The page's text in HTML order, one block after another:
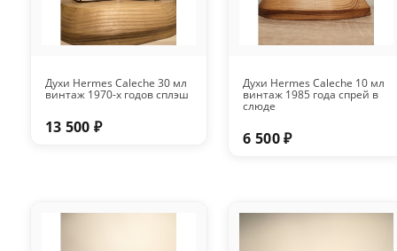
Духи Hermes Caleche 30 мл
винтаж 1970-х годов сплэш
13 500 ₽
Духи Hermes Caleche 10 мл
винтаж 1985 года спрей в
слюде
6 500 ₽